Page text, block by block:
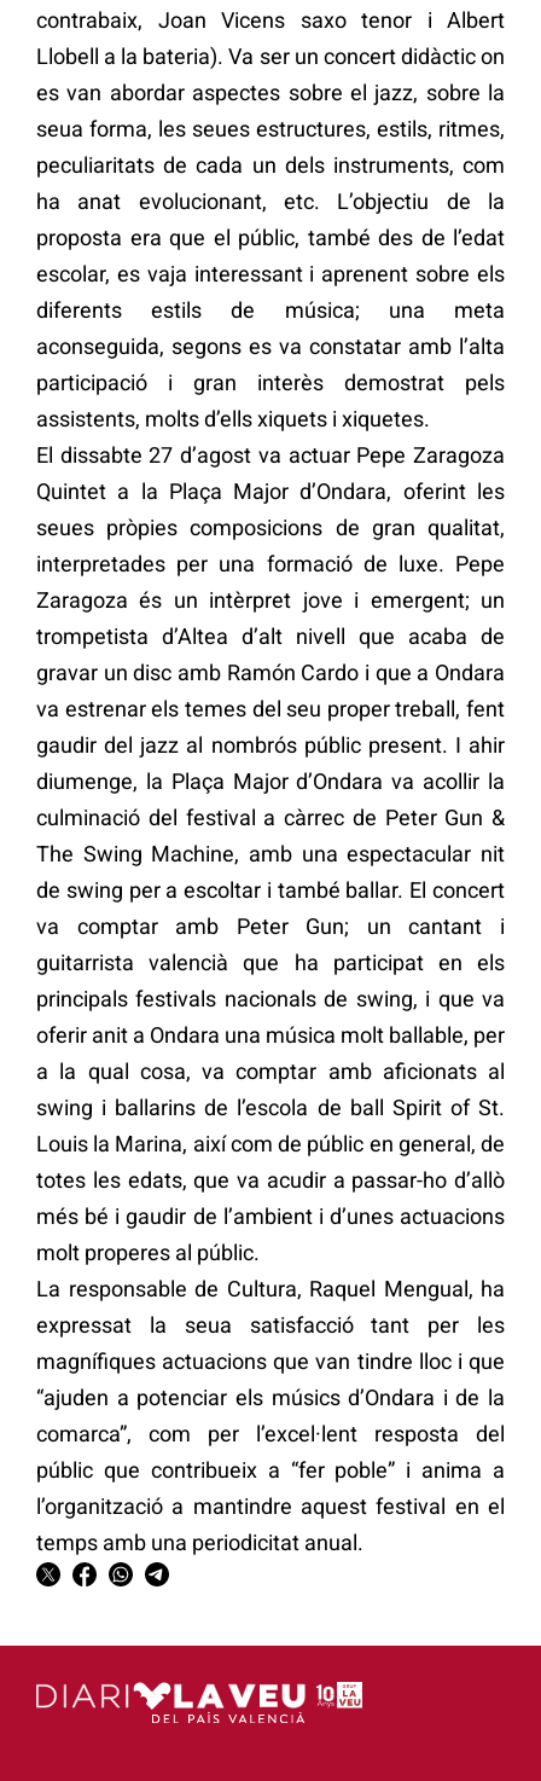
contrabaix, Joan Vicens saxo tenor i Albert
Llobell a la bateria). Va ser un concert didàctic on
es van abordar aspectes sobre el jazz, sobre la
seua forma, les seues estructures, estils, ritmes,
peculiaritats de cada un dels instruments, com
ha anat evolucionant, etc. L’objectiu de la
proposta era que el públic, també des de l’edat
escolar, es vaja interessant i aprenent sobre els
diferents estils de música; una meta
aconseguida, segons es va constatar amb l’alta
participació i gran interès demostrat pels
assistents, molts d’ells xiquets i xiquetes.
El dissabte 27 d’agost va actuar Pepe Zaragoza
Quintet a la Plaça Major d’Ondara, oferint les
seues pròpies composicions de gran qualitat,
interpretades per una formació de luxe. Pepe
Zaragoza és un intèrpret jove i emergent; un
trompetista d’Altea d’alt nivell que acaba de
gravar un disc amb Ramón Cardo i que a Ondara
va estrenar els temes del seu proper treball, fent
gaudir del jazz al nombrós públic present. I ahir
diumenge, la Plaça Major d’Ondara va acollir la
culminació del festival a càrrec de Peter Gun &
The Swing Machine, amb una espectacular nit
de swing per a escoltar i també ballar. El concert
va comptar amb Peter Gun; un cantant i
guitarrista valencià que ha participat en els
principals festivals nacionals de swing, i que va
oferir anit a Ondara una música molt ballable, per
a la qual cosa, va comptar amb aficionats al
swing i ballarins de l’escola de ball Spirit of St.
Louis la Marina, així com de públic en general, de
totes les edats, que va acudir a passar-ho d’allò
més bé i gaudir de l’ambient i d’unes actuacions
molt properes al públic.
La responsable de Cultura, Raquel Mengual, ha
expressat la seua satisfacció tant per les
magnífiques actuacions que van tindre lloc i que
“ajuden a potenciar els músics d’Ondara i de la
comarca”, com per l’excel·lent resposta del
públic que contribueix a “fer poble” i anima a
l’organització a mantindre aquest festival en el
temps amb una periodicitat anual.